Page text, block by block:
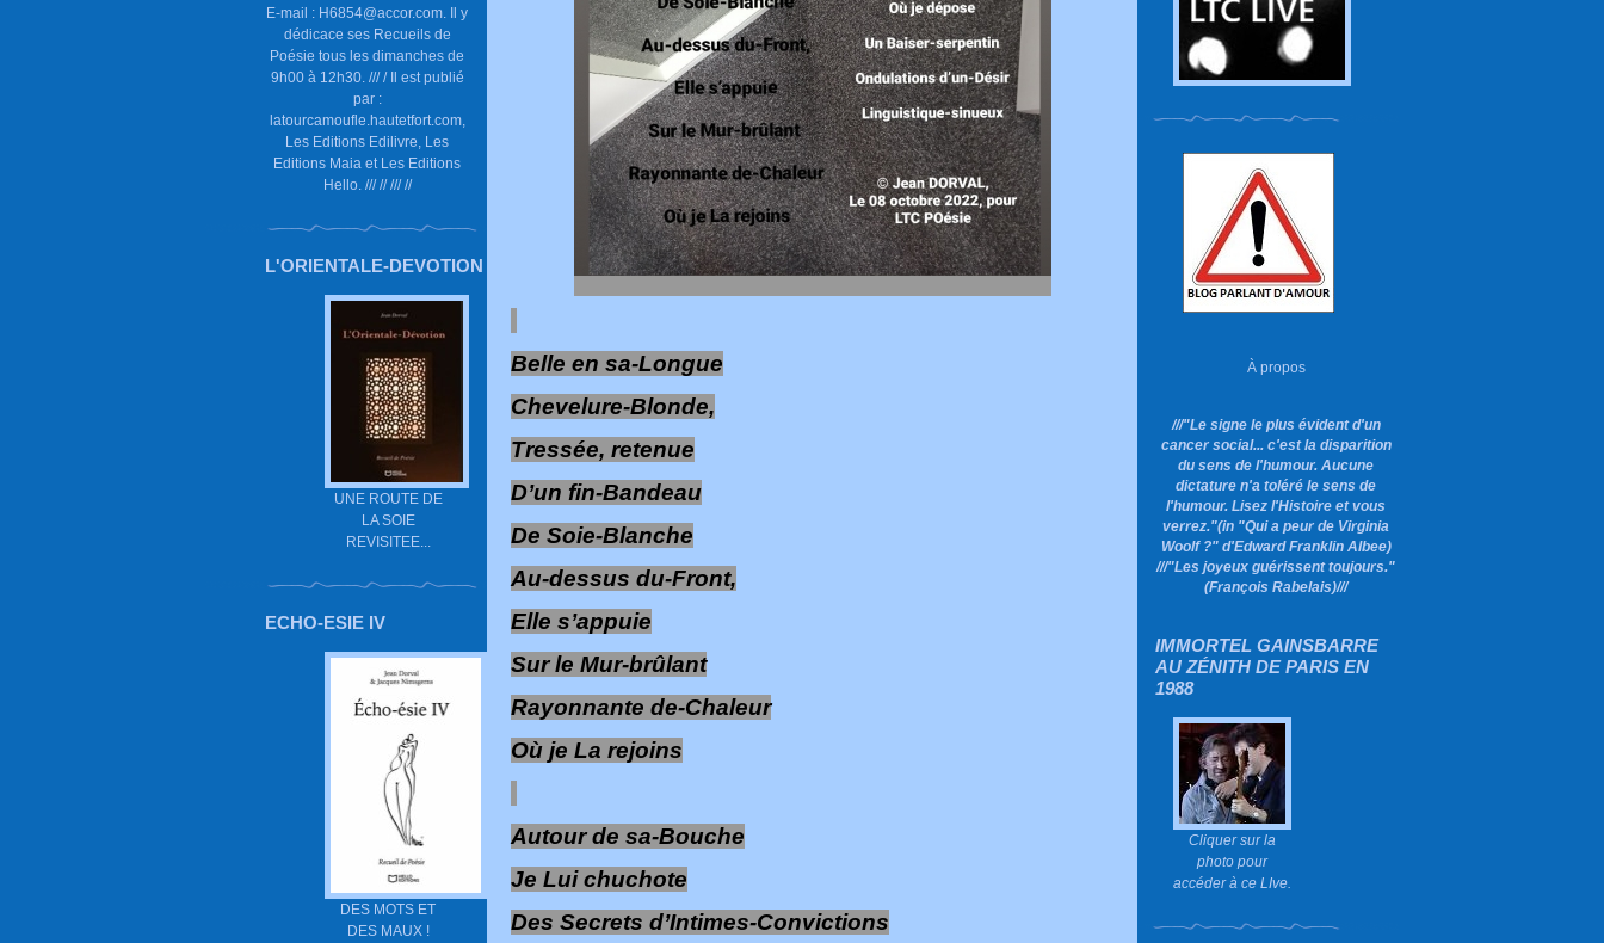
E-mail : H6854@accor.com. Il y
dédicace ses Recueils de
Poésie tous les dimanches de
9h00 à 12h30. /// / Il est publié
par :
latourcamoufle.hautetfort.com,
Les Editions Edilivre, Les
Editions Maia et Les Editions
Hello. /// // /// //
L'ORIENTALE-DEVOTION
UNE ROUTE DE
LA SOIE
REVISITEE...
ECHO-ESIE IV
DES MOTS ET
DES MAUX !
À propos
///"Le signe le plus évident d'un
cancer social... c'est la disparition
du sens de l'humour. Aucune
dictature n'a toléré le sens de
l'humour. Lisez l'Histoire et vous
verrez."(in "Qui a peur de Virginia
Woolf ?"d'Edward Franklin Albee)
///"Les joyeux guérissent toujours."
(François Rabelais)///
IMMORTEL GAINSBARRE
AU ZÉNITH DE PARIS EN
1988
Cliquer sur la
photo pour
accéder à ce LIve.
Belle en sa-Longue
Chevelure-Blonde,
Tressée, retenue
D’un fin-Bandeau
De Soie-Blanche
Au-dessus du-Front,
Elle s’appuie
Sur le Mur-brûlant
Rayonnante de-Chaleur
Où je La rejoins
Autour de sa-Bouche
Je Lui chuchote
Des Secrets d’Intimes-Convictions